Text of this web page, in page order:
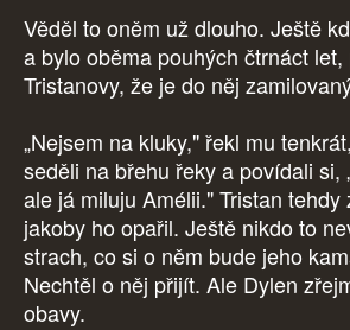
Věděl to oněm už dlouho. Ještě
a bylo oběma pouhých čtrnáct
Tristanovy, že je do něj
„Nejsem na kluky," řekl mu
seděli na břehu řeky a povídali si,
ale já miluju Amélii." Tristan tehdy
jakoby ho opařil. Ještě nikdo to
strach, co si o něm bude jeho
Nechtěl o něj přijít. Ale Dylen
obavy.